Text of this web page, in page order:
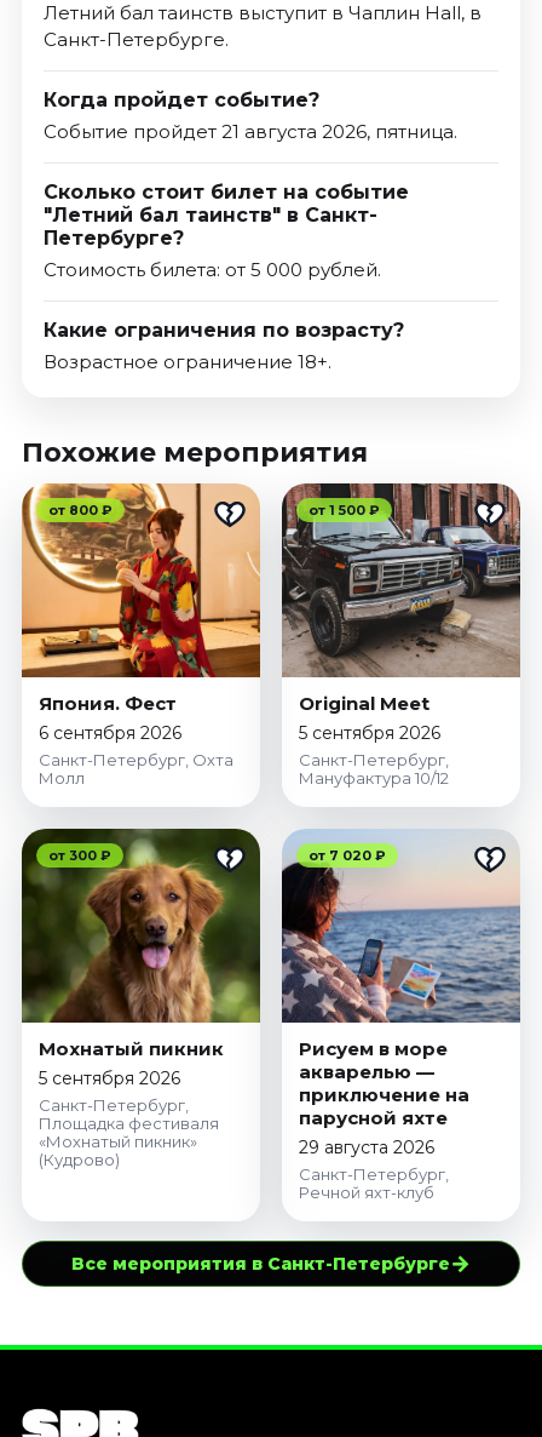
Летний бал таинств выступит в Чаплин Hall, в
Санкт-Петербурге.
Когда пройдет событие?
Событие пройдет 21 августа 2026, пятница.
Сколько стоит билет на событие
"Летний бал таинств" в Санкт-
Петербурге?
Стоимость билета: от 5 000 рублей.
Какие ограничения по возрасту?
Возрастное ограничение 18+.
Похожие мероприятия
от 800 ₽
Япония. Фест
6 сентября 2026
Санкт-Петербург, Охта
Молл
от 1 500 ₽
Original Meet
5 сентября 2026
Санкт-Петербург,
Мануфактура 10/12
от 300 ₽
Мохнатый пикник
5 сентября 2026
Санкт-Петербург,
Площадка фестиваля
«Мохнатый пикник»
(Кудрово)
от 7 020 ₽
Рисуем в море
акварелью —
приключение на
парусной яхте
29 августа 2026
Санкт-Петербург,
Речной яхт-клуб
Все мероприятия в Санкт-Петербурге→